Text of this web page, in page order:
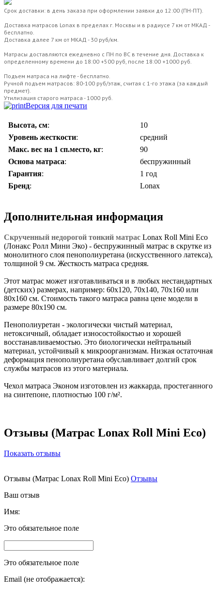
Срок доставки: в день заказа при оформлении заявки до 12:00 (ПН-ПТ).
Доставка матрасов Lonax в пределах г. Москвы и в радиусе 7 км от МКАД -
бесплатно.
Доставка далее 7 км от МКАД - 30 руб/км.
Матрасы доставляются ежедневно с ПН по ВС в течение дня. Доставка к
определенному времени до 18:00 +500 руб, после 18:00 +1000 руб.
Подъем матраса на лифте - бесплатно.
Ручной подъем матрасов: 80-100 руб/этаж, считая с 1-го этажа (за каждый
предмет).
Утилизация старого матраса - 1000 руб.
Версия для печати
Высота, см:
10
Уровень жесткости:
средний
Макс. вес на 1 сп.место, кг:
90
Основа матраса:
беспружинный
Гарантия:
1 год
Бренд: Lonax
Дополнительная информация
Скрученный недорогой тонкий матрас Lonax Roll Mini Eco
(Лонакс Ролл Мини Эко) - беспружинный матрас в скрутке из
монолитного слоя пенополиуретана (искусственного латекса),
толщиной 9 см. Жесткость матраса средняя.
Этот матрас может изготавливаться и в любых нестандартных
(детских) размерах, например: 60х120, 70х140, 70х160 или
80х160 см. Стоимость такого матраса равна цене модели в
размере 80х190 см.
Пенополиуретан - экологически чистый материал,
нетоксичный, обладает износостойкостью и хорошей
восстанавливаемостью. Это биологически нейтральный
материал, устойчивый к микроорганизмам. Низкая остаточная
деформация пенополиуретана обуславливает долгий срок
службы матрасов из этого материала.
Чехол матраса Эконом изготовлен из жаккарда, простеганного
на синтепоне, плотностью 100 г/м².
Отзывы (Матрас Lonax Roll Mini Eco)
Показать отзывы
Отзывы (Матрас Lonax Roll Mini Eco) Отзывы
Ваш отзыв
Имя:
Это обязательное поле
Это обязательное поле
Email (не отображается):